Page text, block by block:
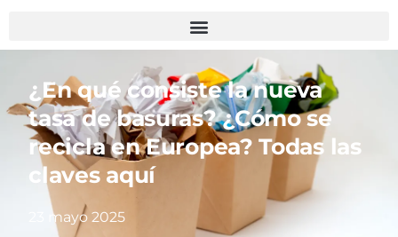
¿En qué consiste la nueva
tasa de basuras? ¿Cómo se
recicla en Europea? Todas las
claves aquí
23 mayo 2025